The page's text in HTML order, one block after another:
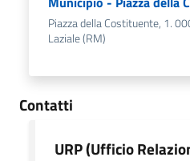
Piazza della Costituente, 1.
Laziale (RM)
Contatti
URP (Ufficio